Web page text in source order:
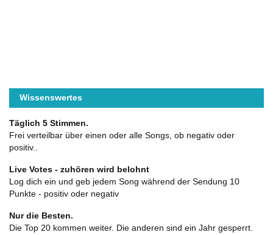
Wissenswertes
Täglich 5 Stimmen.
Frei verteilbar über einen oder alle Songs, ob negativ oder
positiv..
Live Votes - zuhören wird belohnt
Log dich ein und geb jedem Song während der Sendung 10
Punkte - positiv oder negativ
Nur die Besten.
Die Top 20 kommen weiter. Die anderen sind ein Jahr gesperrt.